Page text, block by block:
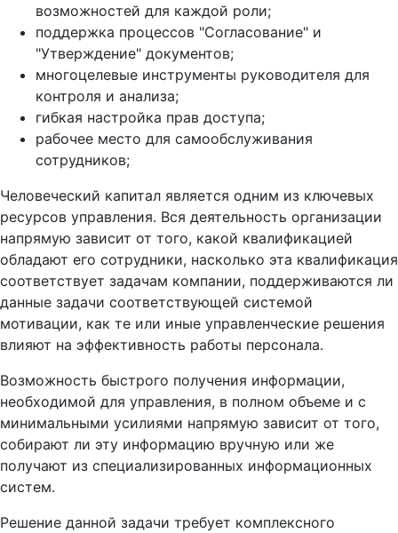
возможностей для каждой роли;
поддержка процессов "Согласование" и
"Утверждение" документов;
многоцелевые инструменты руководителя для
контроля и анализа;
гибкая настройка прав доступа;
рабочее место для самообслуживания
сотрудников;
Человеческий капитал является одним из ключевых
ресурсов управления. Вся деятельность организации
напрямую зависит от того, какой квалификацией
обладают его сотрудники, насколько эта квалификация
соответствует задачам компании, поддерживаются ли
данные задачи соответствующей системой
мотивации, как те или иные управленческие решения
влияют на эффективность работы персонала.
Возможность быстрого получения информации,
необходимой для управления, в полном объеме и с
минимальными усилиями напрямую зависит от того,
собирают ли эту информацию вручную или же
получают из специализированных информационных
систем.
Решение данной задачи требует комплексного